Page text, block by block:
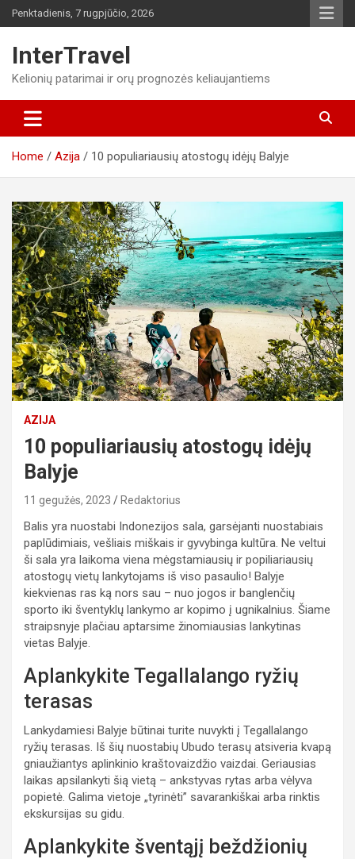
Skip
to
Penktadienis, 7 rugpjūčio, 2026
InterTravel
Kelionių patarimai ir orų prognozės keliaujantiems
Home Azija 10 populiariausių atostogų idėjų Balyje
AZIJA
10 populiariausių atostogų idėjų
Balyje
11 gegužės, 2023 Redaktorius
Balis yra nuostabi Indonezijos sala, garsėjanti nuostabiais
paplūdimiais, vešliais miškais ir gyvybinga kultūra. Ne veltui
ši sala yra laikoma viena mėgstamiausių ir popiliariausių
atostogų vietų lankytojams iš viso pasaulio! Balyje
kiekvienas ras ką nors sau – nuo jogos ir banglenčių
sporto iki šventyklų lankymo ar kopimo į ugnikalnius. Šiame
straipsnyje plačiau aptarsime žinomiausias lankytinas
vietas Balyje.
Aplankykite Tegallalango ryžių
terasas
Lankydamiesi Balyje būtinai turite nuvykti į Tegallalango
ryžių terasas. Iš šių nuostabių Ubudo terasų atsiveria kvapą
gniaužiantys aplinkinio kraštovaizdžio vaizdai. Geriausias
laikas apsilankyti šią vietą – ankstyvas rytas arba vėlyva
popietė. Galima vietoje „tyrinėti” savarankiškai arba rinktis
ekskursijas su gidu.
Aplankykite šventąjį beždžionių